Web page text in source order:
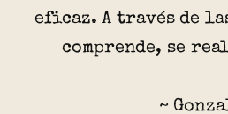
eficaz. A través de
comprende, se
~